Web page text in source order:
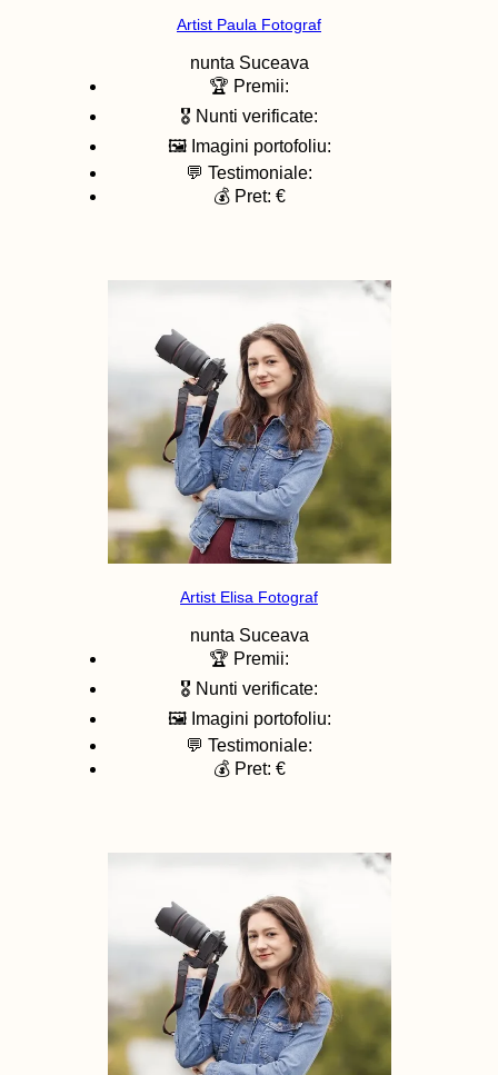
Artist Paula Fotograf
nunta Suceava
🏆 Premii:
🎖️ Nunti verificate:
🖼️ Imagini portofoliu:
💬 Testimoniale:
💰 Pret: €
Artist Elisa Fotograf
nunta Suceava
🏆 Premii:
🎖️ Nunti verificate:
🖼️ Imagini portofoliu:
💬 Testimoniale:
💰 Pret: €